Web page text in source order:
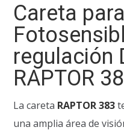
Careta
regulación
RAPTOR
La careta RAPTOR 383
una amplia área de